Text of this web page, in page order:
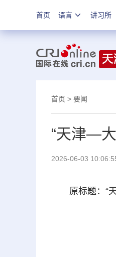
首页 语言 讲习所
首页 > 要闻
“天津—
2026-06-03
原标题：“天